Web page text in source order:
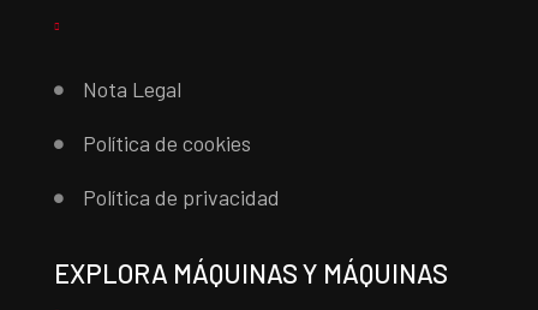
Nota Legal
Política de cookies
Política de privacidad
EXPLORA MÁQUINAS Y MÁQUINAS